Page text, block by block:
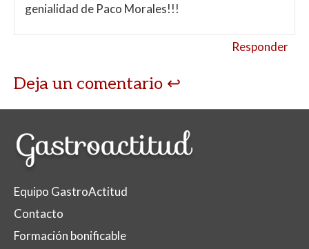
genialidad de Paco Morales!!!
Responder
Deja un comentario
Equipo GastroActitud
Contacto
Formación bonificable